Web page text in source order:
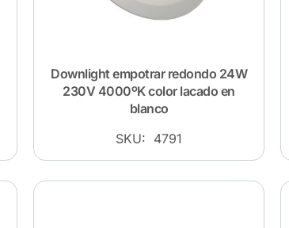
Downlight empotrar redondo 24W
230V 4000ºK color lacado en
blanco
SKU: 4791